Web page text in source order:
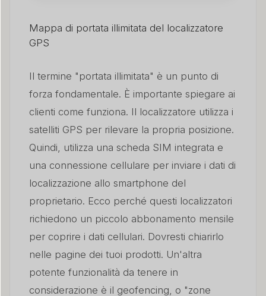
Mappa di portata illimitata del localizzatore
GPS
Il termine "portata illimitata" è un punto di
forza fondamentale. È importante spiegare ai
clienti come funziona. Il localizzatore utilizza i
satelliti GPS per rilevare la propria posizione.
Quindi, utilizza una scheda SIM integrata e
una connessione cellulare per inviare i dati di
localizzazione allo smartphone del
proprietario. Ecco perché questi localizzatori
richiedono un piccolo abbonamento mensile
per coprire i dati cellulari. Dovresti chiarirlo
nelle pagine dei tuoi prodotti. Un'altra
potente funzionalità da tenere in
considerazione è il geofencing, o "zone